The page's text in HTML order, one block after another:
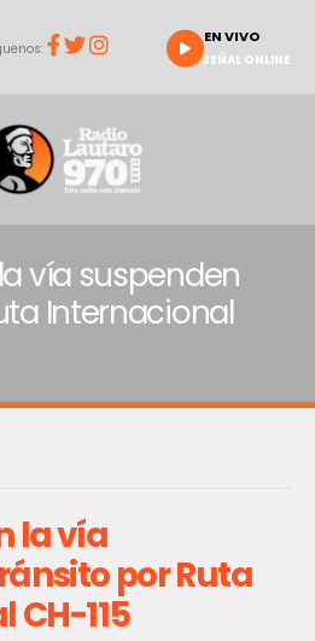
EN VIVO
SEÑAL ONLINE
vía suspenden
Internacional
la vía
por Ruta
115